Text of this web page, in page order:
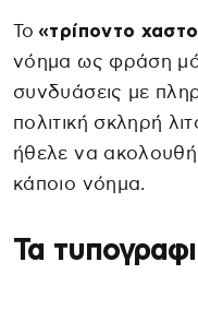
Το«τρίποντο
νόημα ως φράση
συνδυάσεις με
πολιτική σκληρή
ήθελε να
κάποιο νόημα.
Τα